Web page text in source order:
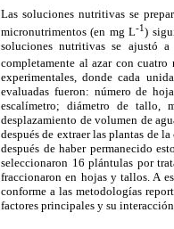
Las soluciones nutritivas se
micronutrimentos (en mg L-1)
soluciones nutritivas se ajustó
completamente al azar con
experimentales, donde cada
evaluadas fueron: número de
escalímetro; diámetro de tallo,
desplazamiento de volumen de
después de extraer las plantas de
después de haber permanecido
seleccionaron 16 plántulas por
fraccionaron en hojas y tallos. A
conforme a las metodologías
factores principales y su